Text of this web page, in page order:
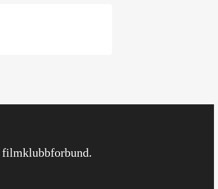
filmklubbforbund.